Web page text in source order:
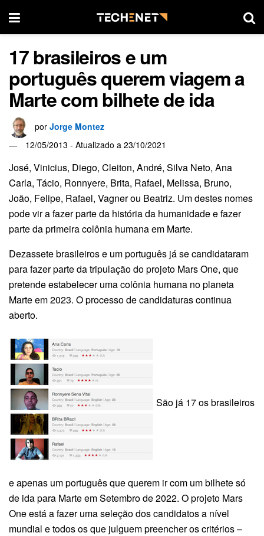
17 brasileiros e um
português querem viagem a
Marte com bilhete de ida
por Jorge Montez
12/05/2013 - Atualizado a 23/10/2021
José, Vinicius, Diego, Cleiton, André, Silva Neto, Ana
Carla, Tácio, Ronnyere, Brita, Rafael, Melissa, Bruno,
João, Felipe, Rafael, Vagner ou Beatriz. Um destes nomes
pode vir a fazer parte da história da humanidade e fazer
parte da primeira colônia humana em Marte.
Dezassete brasileiros e um português já se candidataram
para fazer parte da tripulação do projeto Mars One, que
pretende estabelecer uma colônia humana no planeta
Marte em 2023. O processo de candidaturas continua
aberto.
São já 17 os brasileiros
e apenas um português que querem ir com um bilhete só
de ida para Marte em Setembro de 2022. O projeto Mars
One está a fazer uma seleção dos candidatos a nível
mundial e todos os que julguem preencher os critérios –